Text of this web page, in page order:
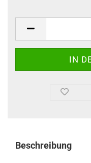
Beschreibung